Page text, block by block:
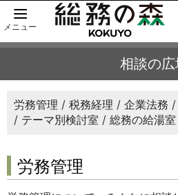
メニュー
相談の
労務管理 税務経理 企業法務
テーマ別検討室
総務の給湯室
労務管理